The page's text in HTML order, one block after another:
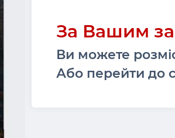
За Вашим
Ви можете
Або перейти до